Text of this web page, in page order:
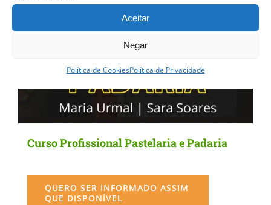
Aceitar
Negar
Política de CookiesPolítica de Privacidade
Curso Profissional Pastelaria e Padaria
QUERO SER INFORMADO ASSIM
QUE DISPONÍVEL